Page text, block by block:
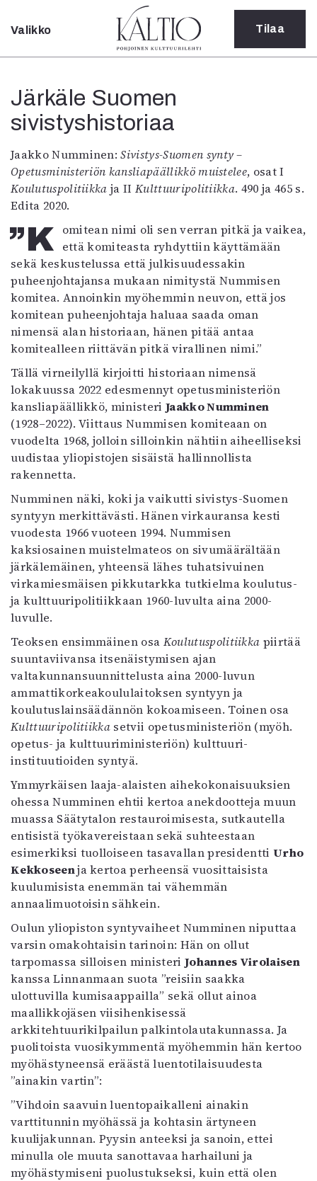
Sulje
Verkkoartikkeli
Teatteri
Tanssi
Sarjakuva
Sámegillii
Oulu2026
Näyttelyt
Musiikki
Levyt
Kuvataide
Kirjat
In English
Esitystaide
Arkisto
Lehdet
4/2026
2–3/2026
5/2025 saame
5/2025
Lehtiarkisto
Info
Tilaus ja irtonumerot
Mediatiedot
Kaltio ry
Valikko Tilaa
Järkäle Suomen
sivistyshistoriaa
Jaakko Numminen:Sivistys-Suomen synty –
Opetusministeriön kansliapäällikkö muistelee, osat I
Koulutuspolitiikka ja IIKulttuuripolitiikka. 490 ja 465 s.
Edita 2020.
”Komitean nimi oli sen verran pitkä ja vaikea, että komiteasta ryhdyttiin käyttämään
sekä keskustelussa että julkisuudessakin
puheenjohtajansa mukaan nimitystä Nummisen
komitea. Annoinkin myöhemmin neuvon, että jos
komitean puheenjohtaja haluaa saada oman
nimensä alan historiaan, hänen pitää antaa
komitealleen riittävän pitkä virallinen nimi.”
Tällä virneilyllä kirjoitti historiaan nimensä
lokakuussa 2022 edesmennyt opetusministeriön
kansliapäällikkö, ministeri Jaakko Numminen
(1928–2022). Viittaus Nummisen komiteaan on
vuodelta 1968, jolloin silloinkin nähtiin aiheelliseksi
uudistaa yliopistojen sisäistä hallinnollista
rakennetta.
Numminen näki, koki ja vaikutti sivistys-Suomen
syntyyn merkittävästi. Hänen virkauransa kesti
vuodesta 1966 vuoteen 1994. Nummisen
kaksiosainen muistelmateos on sivumäärältään
järkälemäinen, yhteensä lähes tuhatsivuinen
virkamiesmäisen pikkutarkka tutkielma koulutus-
ja kulttuuripolitiikkaan 1960-luvulta aina 2000-
luvulle.
Teoksen ensimmäinen osa Koulutuspolitiikka piirtää
suuntaviivansa itsenäistymisen ajan
valtakunnansuunnittelusta aina 2000-luvun
ammattikorkeakoululaitoksen syntyyn ja
koulutuslainsäädännön kokoamiseen. Toinen osa
Kulttuuripolitiikka setvii opetusministeriön (myöh.
opetus- ja kulttuuriministeriön) kulttuuri-
instituutioiden syntyä.
Ymmyrkäisen laaja-alaisten aihekokonaisuuksien
ohessa Numminen ehtii kertoa anekdootteja muun
muassa Säätytalon restauroimisesta, sutkautella
entisistä työkavereistaan sekä suhteestaan
esimerkiksi tuolloiseen tasavallan presidenttiUrho
Kekkoseenja kertoa perheensä vuosittaisista
kuulumisista enemmän tai vähemmän
annaalimuotoisin sähkein.
Oulun yliopiston syntyvaiheet Numminen niputtaa
varsin omakohtaisin tarinoin: Hän on ollut
tarpomassa silloisen ministeri Johannes Virolaisen
kanssa Linnanmaan suota ”reisiin saakka
ulottuvilla kumisaappailla” sekä ollut ainoa
maallikkojäsen viisihenkisessä
arkkitehtuurikilpailun palkintolautakunnassa. Ja
puolitoista vuosikymmentä myöhemmin hän kertoo
myöhästyneensä eräästä luentotilaisuudesta
”ainakin vartin”:
”Vihdoin saavuin luentopaikalleni ainakin
varttitunnin myöhässä ja kohtasin ärtyneen
kuulijakunnan. Pyysin anteeksi ja sanoin, ettei
minulla ole muuta sanottavaa harhailuni ja
myöhästymiseni puolustukseksi, kuin että olen